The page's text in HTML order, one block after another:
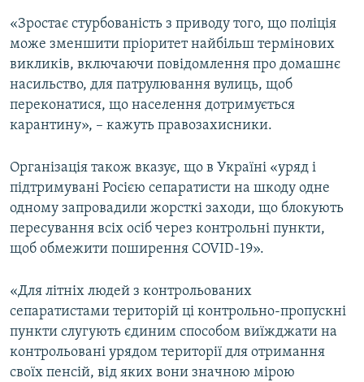
«Зростає стурбованість з приводу того, що поліція
може зменшити пріоритет найбільш термінових
викликів, включаючи повідомлення про домашнє
насильство, для патрулювання вулиць, щоб
переконатися, що населення дотримується
карантину», – кажуть правозахисники.
Організація також вказує, що в Україні «уряд і
підтримувані Росією сепаратисти на шкоду одне
одному запровадили жорсткі заходи, що блокують
пересування всіх осіб через контрольні пункти,
щоб обмежити поширення COVID-19».
«Для літніх людей з контрольованих
сепаратистами територій ці контрольно-пропускні
пункти слугують єдиним способом виїжджати на
контрольовані урядом території для отримання
своїх пенсій, від яких вони значною мірою